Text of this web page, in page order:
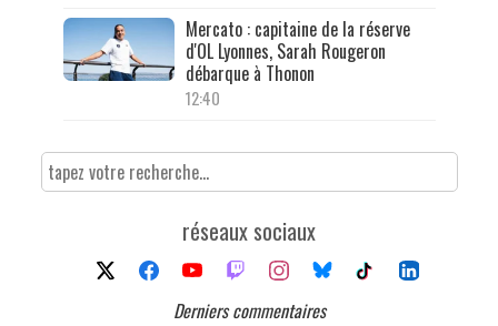
Mercato : capitaine de la réserve
d'OL Lyonnes, Sarah Rougeron
débarque à Thonon
12:40
réseaux sociaux
Derniers commentaires